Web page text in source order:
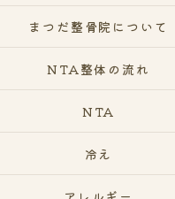
まつだ整骨院について
NTA整体の流れ
NTA
冷え